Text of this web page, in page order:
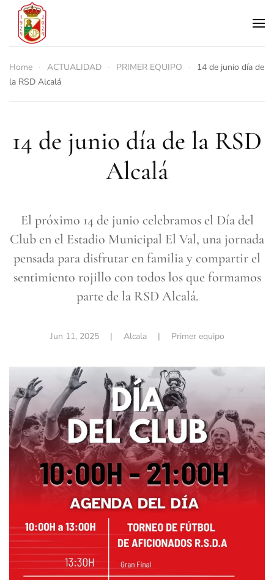
Skip to main content
Home ACTUALIDAD PRIMER EQUIPO
14 de junio día de
la RSD Alcalá
14 de junio día de la RSD
Alcalá
El próximo 14 de junio celebramos el Día del
Club en el Estadio Municipal El Val, una jornada
pensada para disfrutar en familia y compartir el
sentimiento rojillo con todos los que formamos
parte de la RSD Alcalá.
Jun 11, 2025| Alcala | Primer equipo